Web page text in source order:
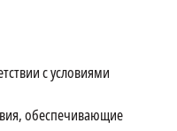
с условиями
обеспечивающие